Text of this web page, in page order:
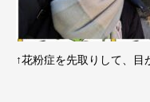
↑花粉症を先取りして、目